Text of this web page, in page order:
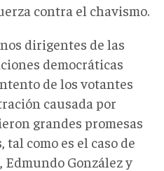
contra el chavismo.
dirigentes de las
democráticas
de los votantes
causada por
grandes promesas
como es el caso de
González y